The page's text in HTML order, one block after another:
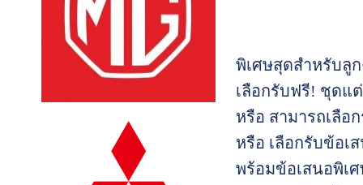
พิเศษสุดสำหรับลูก
เลือกรับฟรี! ชุดแต่
หรือ สามารถเลือ
หรือ เลือกรับข้อเ
พร้อมข้อเสนอพิเ